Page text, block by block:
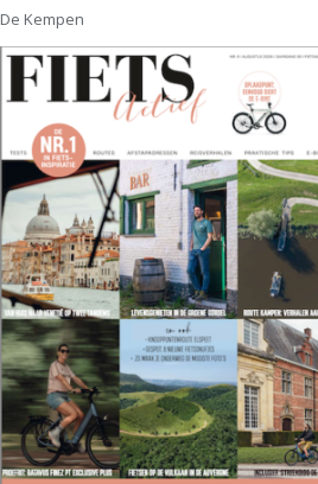
De Kempen